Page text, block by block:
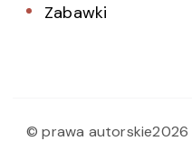
Zabawki
© prawa autorskie2026